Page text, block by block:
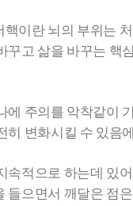
핵이란 뇌의 부위는
꾸고 삶을 바꾸는 핵
에 주의를 악착같이
히 변화시킬 수 있음
속적으로 하는데 있
들으면서 깨달은 점은